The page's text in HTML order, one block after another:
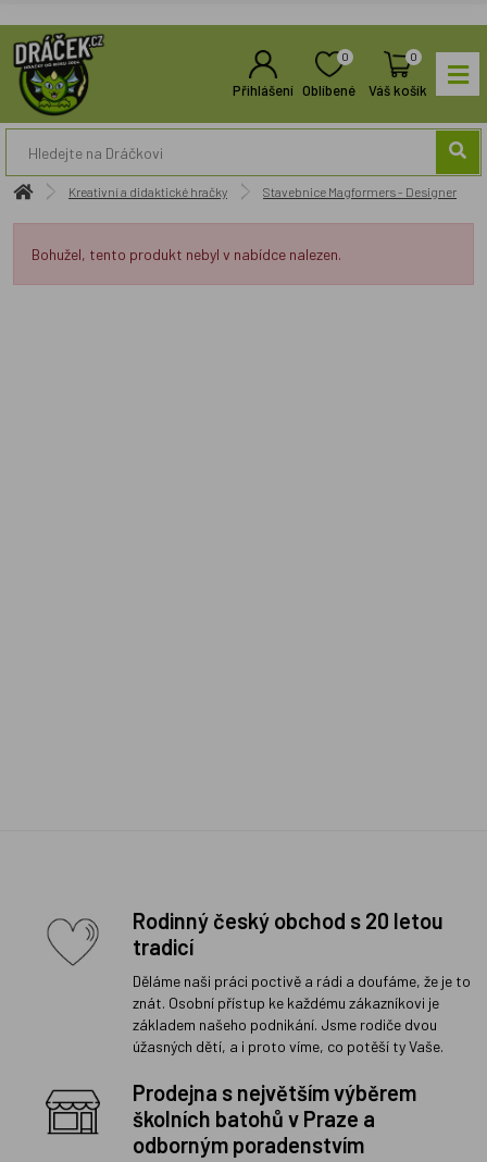
Přihlášení
0
Oblíbené
0
Váš košík
Kreativní a didaktické hračky Stavebnice Magformers - Designer
Bohužel, tento produkt nebyl v nabídce nalezen.
Rodinný český obchod s 20 letou
tradicí
Děláme naši práci poctivě a rádi a doufáme, že je to
znát. Osobní přístup ke každému zákazníkovi je
základem našeho podnikání. Jsme rodiče dvou
úžasných dětí, a i proto víme, co potěší ty Vaše.
Prodejna s největším výběrem
školních batohů v Praze a
odborným poradenstvím